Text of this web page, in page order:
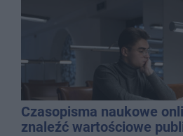
Czasopisma naukowe
znaleźć wartościowe